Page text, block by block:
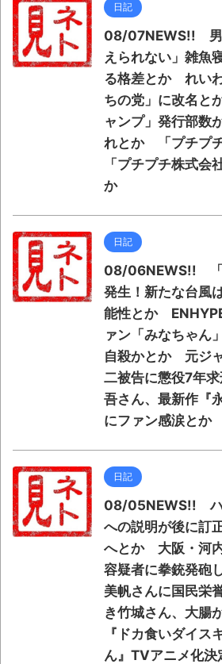
日記
08/07NEWS!! 男
えられない」雑魚
る格差とか れい
ちの党」に改名
ャンプ」発行部数
れとか 「プチプ
「プチプチ株式会
か
日記
08/06NEWS!! 「
発生！新たな台風
能性とか
ァン「みなちゃん
自殺かとか 元ジ
二被告に懲役7年
吾さん、最新作『
にファン感涙とか
日記
08/05NEWS!! ハ
への説明が後に訂
へとか 大阪・河
容疑者に拳銃発砲
美帆さんに国民
き竹城さん、大腸
『ドカ食いダイス
ん』TVアニメ化決